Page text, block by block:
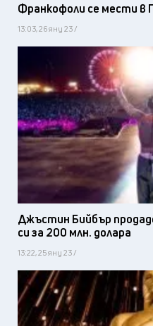
Франкофоли се мести в
13:03, 26 яну 23 /
Джъстин Бийбър
си за 200 млн. долара
13:22, 25 яну 23 /